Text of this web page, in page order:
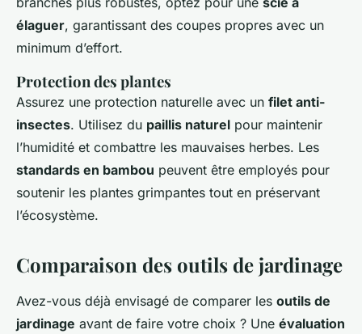
élaguer, garantissant des coupes propres avec un
minimum d’effort.
Protection des plantes
Assurez une protection naturelle avec un filet anti-
insectes. Utilisez du paillis naturel pour maintenir
l’humidité et combattre les mauvaises herbes. Les
standards en bambou peuvent être employés pour
soutenir les plantes grimpantes tout en préservant
l’écosystème.
Comparaison des outils de jardinage
Avez-vous déjà envisagé de comparer les outils de
jardinage avant de faire votre choix ? Une évaluation